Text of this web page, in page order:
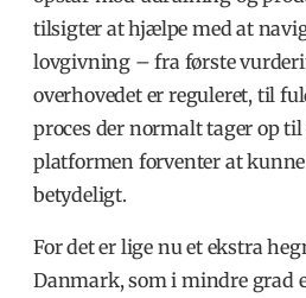
tilsigter at hjælpe med at
lovgivning – fra første
overhovedet er reguleret, til
proces der normalt tager op til
platformen forventer at
betydeligt.
For det er lige nu et ekstra
Danmark, som i mindre grad